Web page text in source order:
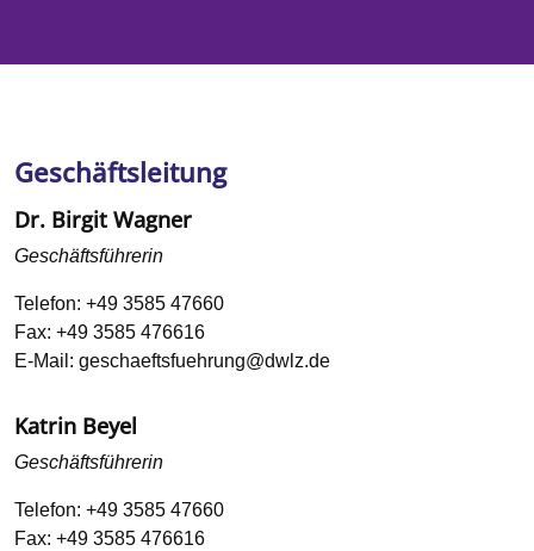
Geschäftsleitung
Dr. Birgit Wagner
Geschäftsführerin
Telefon: +49 3585 47660
Fax: +49 3585 476616
E-Mail: geschaeftsfuehrung@dwlz.de
Katrin Beyel
Geschäftsführerin
Telefon: +49 3585 47660
Fax: +49 3585 476616